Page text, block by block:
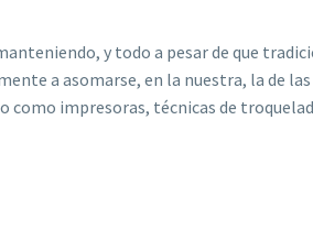
y todo a pesar de que
a asomarse, en la nuestra, la de
impresoras, técnicas de